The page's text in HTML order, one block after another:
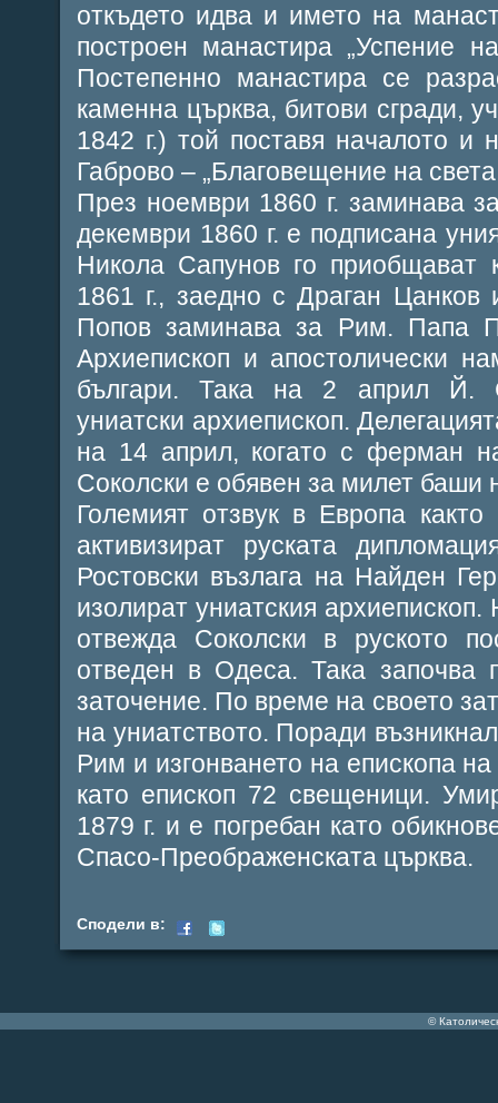
откъдето идва и името на
построен манастира „Успение
Постепенно манастира се
каменна църква, битови сгради,
1842 г.) той поставя началото и
Габрово – „Благовещение на
През ноември 1860 г. заминава
декември 1860 г. е подписана
Никола Сапунов го
1861 г., заедно с Драган
Попов заминава за Рим. Папа
Архиепископ и апостолически
българи. Така на 2 април Й.
униатски архиепископ.
на 14 април, когато с ферман
Соколски е обявен за милет баши
Големият отзвук в Европа
активизират руската
Ростoвски възлага на Найден
изолират униатския
отвежда Соколски в руското
отведен в Одеса. Така започва
заточение. По време на своето
на униатството. Поради
Рим и изгонването на епископа
като епископ 72 свещеници.
1879 г. и е погребан като
Спасо-Преображенската църква.
Сподели в:
©